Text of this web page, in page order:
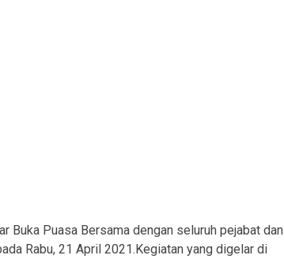
Buka Puasa Bersama dengan seluruh pejabat dan
Rabu, 21 April 2021.Kegiatan yang digelar di